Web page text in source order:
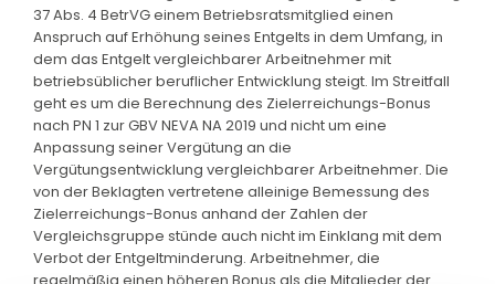
37 Abs. 4 BetrVG einem Betriebsratsmitglied einen
Anspruch auf Erhöhung seines Entgelts in dem Umfang, in
dem das Entgelt vergleichbarer Arbeitnehmer mit
betriebsüblicher beruflicher Entwicklung steigt. Im Streitfall
geht es um die Berechnung des Zielerreichungs-Bonus
nach PN 1 zur GBV NEVA NA 2019 und nicht um eine
Anpassung seiner Vergütung an die
Vergütungsentwicklung vergleichbarer Arbeitnehmer. Die
von der Beklagten vertretene alleinige Bemessung des
Zielerreichungs-Bonus anhand der Zahlen der
Vergleichsgruppe stünde auch nicht im Einklang mit dem
Verbot der Entgeltminderung. Arbeitnehmer, die